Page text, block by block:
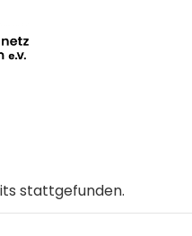
stattgefunden.